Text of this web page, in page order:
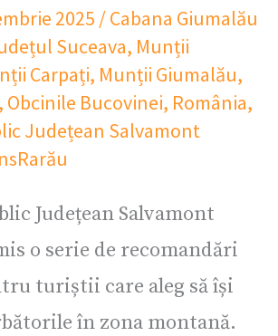
2025 /Cabana Giumalău
Suceava, Munții
Carpați, Munții Giumalău,
, Obcinile Bucovinei, România,
Județean Salvamont
Județean Salvamont
o serie de recomandări
turiștii care aleg să își
în zona montană.